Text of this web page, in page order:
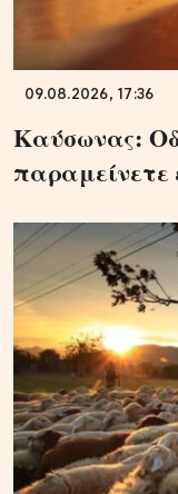
09.08.2026, 17:36
Καύσωνας:
παραμείνετε